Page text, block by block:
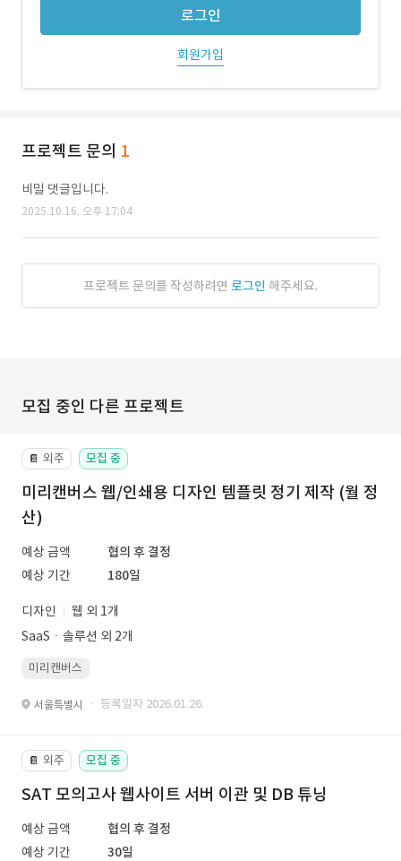
로그인
회원가입
프로젝트 문의 1
비밀 댓글입니다.
2025.10.16. 오후 17:04
프로젝트 문의를 작성하려면 로그인 해주세요.
모집 중인 다른 프로젝트
📔 외주 모집 중
미리캔버스 웹/인쇄용 디자인 템플릿 정기 제작 (월 정
산)
예상 금액
협의 후 결정
예상 기간
180일
디자인
웹 외 1개
SaaSㆍ솔루션 외 2개
미리캔버스
서울특별시 · 등록일자 2026.01.26.
📔 외주 모집 중
SAT 모의고사 웹사이트 서버 이관 및 DB 튜닝
예상 금액
협의 후 결정
예상 기간
30일